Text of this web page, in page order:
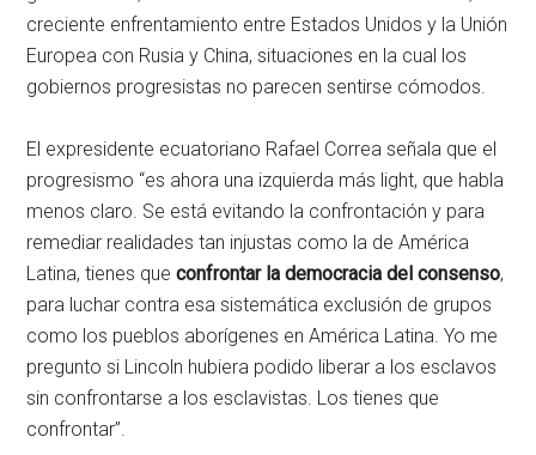
creciente enfrentamiento entre Estados Unidos y la Unión
Europea con Rusia y China, situaciones en la cual los
gobiernos progresistas no parecen sentirse cómodos.
El expresidente ecuatoriano Rafael Correa señala que el
progresismo “es ahora una izquierda más light, que habla
menos claro. Se está evitando la confrontación y para
remediar realidades tan injustas como la de América
Latina, tienes queconfrontar la democracia del consenso,
para luchar contra esa sistemática exclusión de grupos
como los pueblos aborígenes en América Latina. Yo me
pregunto si Lincoln hubiera podido liberar a los esclavos
sin confrontarse a los esclavistas. Los tienes que
confrontar”.